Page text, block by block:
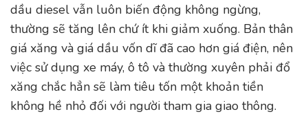
dầu diesel vẫn luôn biến động không ngừng,
thường sẽ tăng lên chứ ít khi giảm xuống. Bản thân
giá xăng và giá dầu vốn dĩ đã cao hơn giá điện, nên
việc sử dụng xe máy, ô tô và thường xuyên phải đổ
xăng chắc hẳn sẽ làm tiêu tốn một khoản tiền
không hề nhỏ đối với người tham gia giao thông.